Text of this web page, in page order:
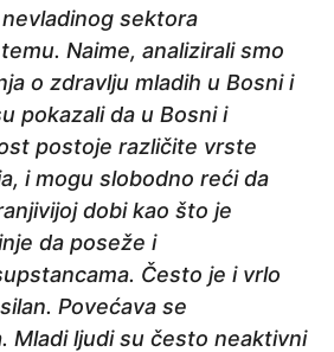
sektora
Naime, analizirali smo
o zdravlju mladih u Bosni i
pokazali da u Bosni i
postoje različite vrste
i mogu slobodno reći da
dobi kao što je
da poseže i
Često je i vrlo
Povećava se
Mladi ljudi su često neaktivni